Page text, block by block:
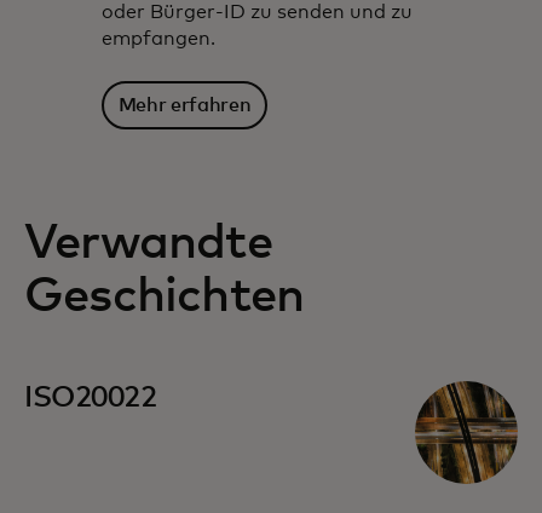
oder Bürger-ID zu senden und zu
empfangen.
Mehr erfahren
Verwandte
Geschichten
ISO20022